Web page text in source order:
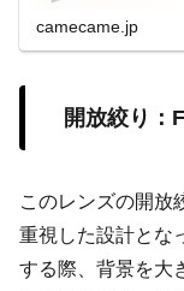
camecame.jp
開放絞り：
このレンズの開放
重視した設計とな
する際、背景を大